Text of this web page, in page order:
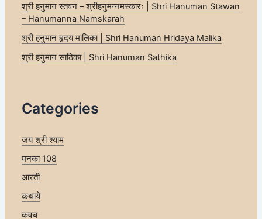
श्री हनुमान स्तवन – श्रीहनुमन्नमस्कारः | Shri Hanuman Stawan
– Hanumanna Namskarah
श्री हनुमान हृदय मालिका | Shri Hanuman Hridaya Malika
श्री हनुमान साठिका | Shri Hanuman Sathika
Categories
जय श्री श्याम
मनका 108
आरती
कथाये
कवच